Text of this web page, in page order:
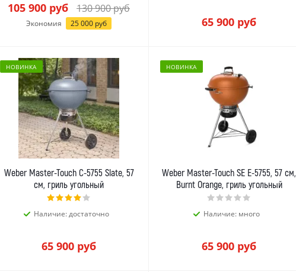
105 900 руб 130 900руб
Экономия 25 000 руб 65 900 руб
НОВИНКА
Weber Master-Touch C-5755 Slate, 57
см, гриль угольный
Наличие: достаточно
65 900 руб
НОВИНКА
Weber Master-Touch SE E-5755, 57 см,
Burnt Orange, гриль угольный
Наличие: много
65 900 руб